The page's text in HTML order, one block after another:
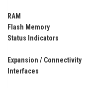
RAM
Flash Memory
Status Indicators
Expansion / Connectivity
Interfaces